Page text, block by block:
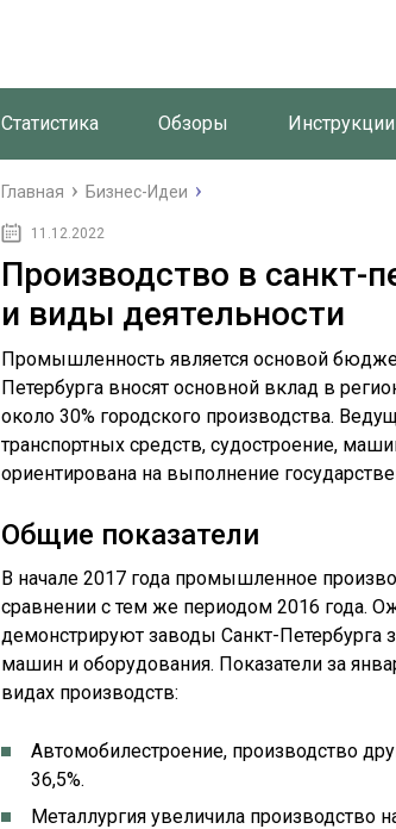
Статистика Обзоры Инструкции
Главная Бизнес-Идеи
11.12.2022
Производство в санкт-
и виды деятельности
Промышленность является основой
Петербурга вносят основной вклад в
около 30% городского производства.
транспортных средств, судостроение,
ориентирована на выполнение
Общие показатели
В начале 2017 года промышленное
сравнении с тем же периодом 2016 года.
демонстрируют заводы Санкт-Петербурга
машин и оборудования. Показатели за
видах производств:
Автомобилестроение, производство
36,5%.
Металлургия увеличила производство